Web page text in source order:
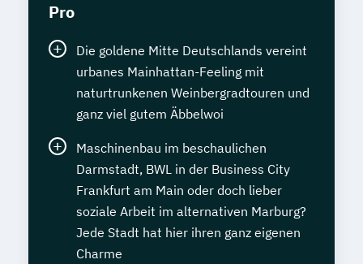
Pro
Die goldene Mitte Deutschlands vereint
urbanes Mainhattan-Feeling mit
naturtrunkenen Weinbergradtouren und
ganz viel gutem Äbbelwoi
Maschinenbau im beschaulichen
Darmstadt, BWL in der Business City
Frankfurt am Main oder doch lieber
soziale Arbeit im alternativen Marburg?
Jede Stadt hat hier ihren ganz eigenen
Charme